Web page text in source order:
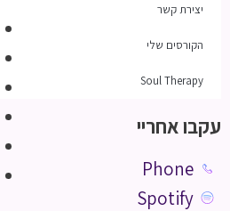
יצירת קשר
הקורסים שלי
Soul Therapy
עקבו אחריי
Phone
Spotify